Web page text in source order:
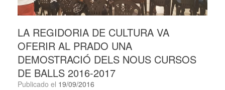
LA REGIDORIA DE CULTURA VA
OFERIR AL PRADO UNA
DEMOSTRACIÓ DELS NOUS CURSOS
DE BALLS 2016-2017
Publicado el 19/09/2016